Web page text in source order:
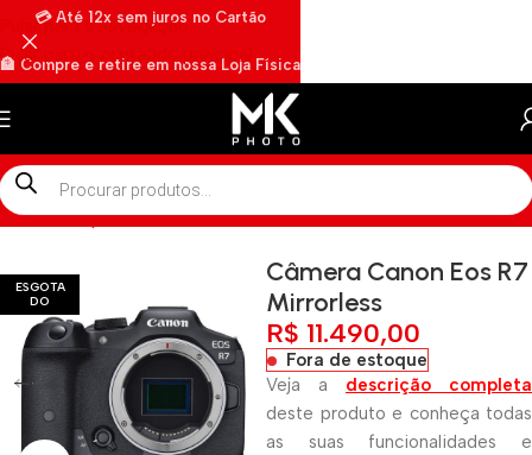
Pular para a navegação
Pular para o conteúdo principal
Início»Shop»Câmera Canon Eos R7 Mirrorless
ESGOTA
DO
Câmera Canon Eos R7
Mirrorless
R$ 11.490,00
Fora de estoque
Veja a descrição completa
deste produto e conheça todas
as suas funcionalidades e
💳 Até 12x sem juros no Cartão
🏦 Compre e retire em nossa Loja Física
🏍️ Envios rápidos por Motoboy